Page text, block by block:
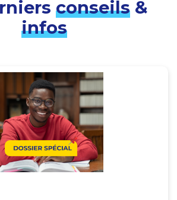
conseils&
infos